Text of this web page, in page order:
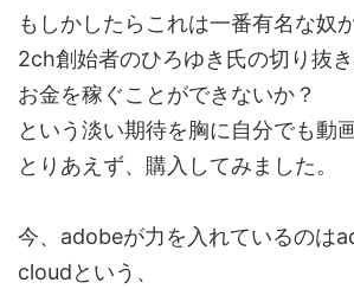
もしかしたらこれは一番有名な奴
2ch創始者のひろゆき氏の切り抜
お金を稼ぐことができないか？
という淡い期待を胸に自分でも動
とりあえず、購入してみました。
今、adobeが力を入れているのは
cloudという、